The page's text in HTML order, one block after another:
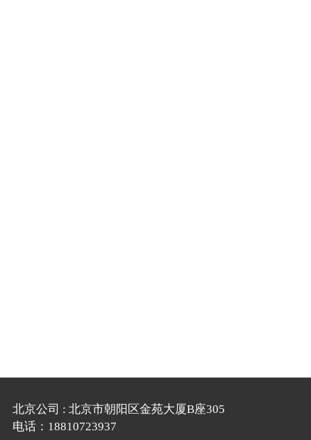
北京公司 : 北京市朝阳区金苑大厦B座305
电话：18810723937